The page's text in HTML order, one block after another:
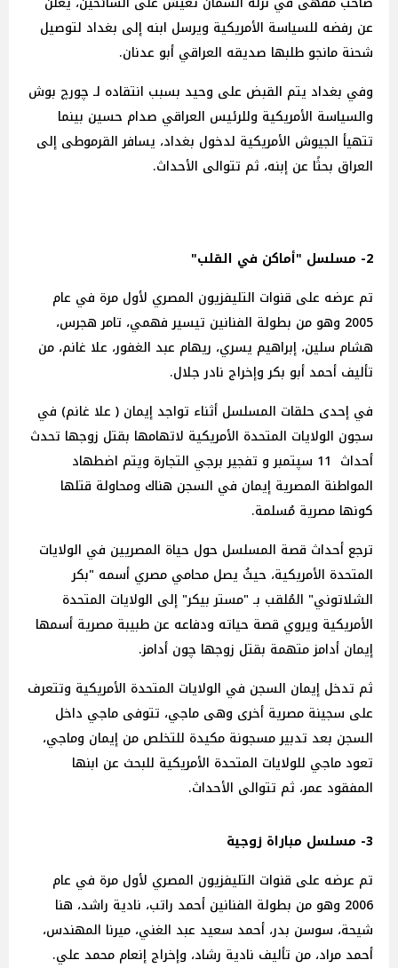
عن رفضه للسياسة الأمريكية ويرسل ابنه إلى بغداد لتوصيل
شحنة مانجو طلبها صديقه العراقي أبو عدنان.
وفي بغداد يتم القبض على وحيد بسبب انتقاده لـ چورچ بوش
والسياسة الأمريكية وللرئيس العراقي صدام حسين بينما
تتهيأ الجيوش الأمريكية لدخول بغداد، يسافر القرموطى إلى
العراق بحثًا عن إبنه، ثم تتوالى الأحداث.
2- مسلسل "أماكن في القلب"
تم عرضه على قنوات التليفزيون المصري لأول مرة في عام
2005 وهو من بطولة الفنانين تيسير فهمي، تامر هجرس،
هشام سلين، إبراهيم يسري، ريهام عبد الغفور، علا غانم، من
تأليف أحمد أبو بكر وإخراج نادر جلال.
في إحدى حلقات المسلسل أثناء تواجد إيمان ( علا غانم) في
سجون الولايات المتحدة الأمريكية لاتهامها بقتل زوجها تحدث
أحداث 11 سپتمبر و تفجير برجي التجارة ويتم اضطهاد
المواطنة المصرية إيمان في السجن هناك ومحاولة قتلها
كونها مصرية مُسلمة.
ترجع أحداث قصة المسلسل حول حياة المصريين في الولايات
المتحدة الأمريكية، حيثُ يصل محامي مصري أسمه "بكر
الشلاتوني" المُلقب بـ "مستر بيكر" إلى الولايات المتحدة
الأمريكية ويروي قصة حياته ودفاعه عن طبيبة مصرية أسمها
إيمان أدامز متهمة بقتل زوجها چون أدامز.
ثم تدخل إيمان السجن في الولايات المتحدة الأمريكية وتتعرف
على سجينة مصرية أخرى وهى ماجي، تتوفى ماجي داخل
السجن بعد تدبير مسجونة مكيدة للتخلص من إيمان وماجي،
تعود ماجي للولايات المتحدة الأمريكية للبحث عن ابنها
المفقود عمر، ثم تتوالى الأحداث.
3- مسلسل مباراة زوجية
تم عرضه على قنوات التليفزيون المصري لأول مرة في عام
2006 وهو من بطولة الفنانين أحمد راتب، نادية راشد، هنا
شيحة، سوسن بدر، أحمد سعيد عبد الغني، ميرنا المهندس،
أحمد مراد، من تأليف نادية رشاد، وإخراج إنعام محمد علي.